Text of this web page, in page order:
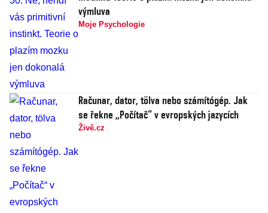
výmluva
Moje Psychologie
Računar, dator, tölva nebo számítógép. Jak
se řekne „Počítač“ v evropských jazycích
Živě.cz